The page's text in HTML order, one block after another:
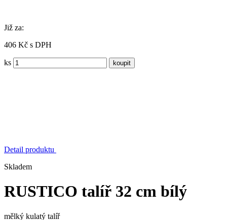
Již za:
406 Kč s DPH
ks
Detail produktu
Skladem
RUSTICO talíř 32 cm bílý
mělký kulatý talíř